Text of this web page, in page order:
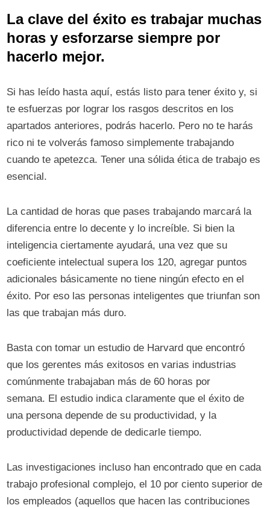
La clave del éxito es trabajar muchas
horas y esforzarse siempre por
hacerlo mejor.
Si has leído hasta aquí, estás listo para tener éxito y, si
te esfuerzas por lograr los rasgos descritos en los
apartados anteriores, podrás hacerlo. Pero no te harás
rico ni te volverás famoso simplemente trabajando
cuando te apetezca. Tener una sólida ética de trabajo es
esencial.
La cantidad de horas que pases trabajando marcará la
diferencia entre lo decente y lo increíble. Si bien la
inteligencia ciertamente ayudará, una vez que su
coeficiente intelectual supera los 120, agregar puntos
adicionales básicamente no tiene ningún efecto en el
éxito. Por eso las personas inteligentes que triunfan son
las que trabajan más duro.
Basta con tomar un estudio de Harvard que encontró
que los gerentes más exitosos en varias industrias
comúnmente trabajaban más de 60 horas por
semana. El estudio indica claramente que el éxito de
una persona depende de su productividad, y la
productividad depende de dedicarle tiempo.
Las investigaciones incluso han encontrado que en cada
trabajo profesional complejo, el 10 por ciento superior de
los empleados (aquellos que hacen las contribuciones